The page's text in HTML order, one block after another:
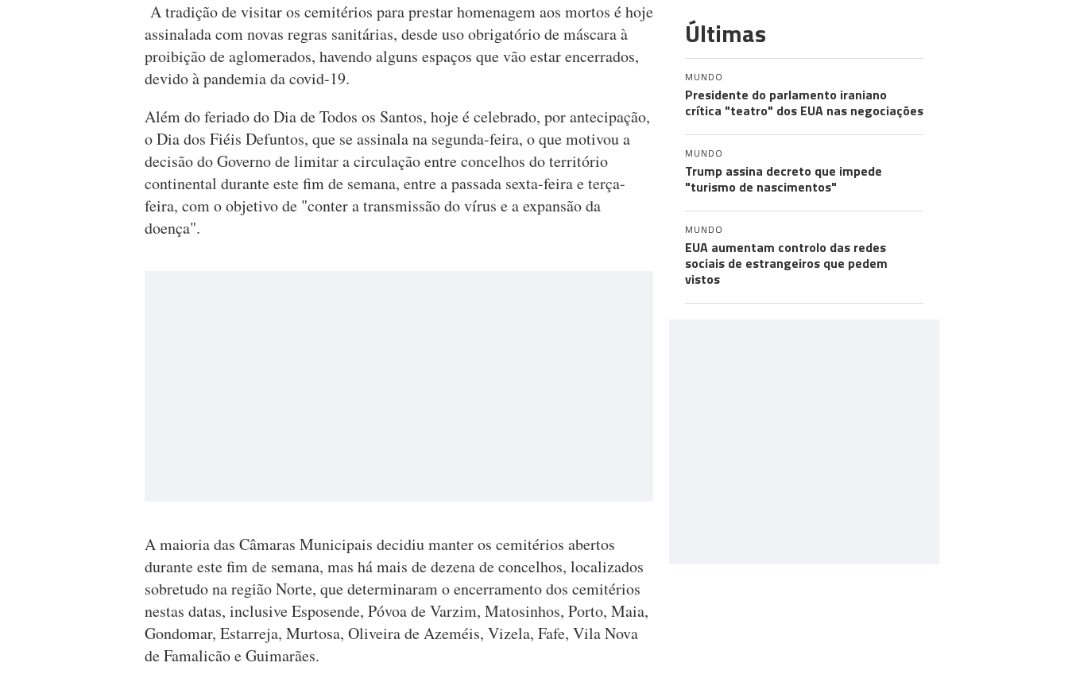
A tradição de visitar os cemitérios para prestar homenagem aos mortos é hoje
assinalada com novas regras sanitárias, desde uso obrigatório de máscara à
proibição de aglomerados, havendo alguns espaços que vão estar encerrados,
devido à pandemia da covid-19.
Além do feriado do Dia de Todos os Santos, hoje é celebrado, por antecipação,
o Dia dos Fiéis Defuntos, que se assinala na segunda-feira, o que motivou a
decisão do Governo de limitar a circulação entre concelhos do território
continental durante este fim de semana, entre a passada sexta-feira e terça-
feira, com o objetivo de "conter a transmissão do vírus e a expansão da
doença".
A maioria das Câmaras Municipais decidiu manter os cemitérios abertos
durante este fim de semana, mas há mais de dezena de concelhos, localizados
sobretudo na região Norte, que determinaram o encerramento dos cemitérios
nestas datas, inclusive Esposende, Póvoa de Varzim, Matosinhos, Porto, Maia,
Gondomar, Estarreja, Murtosa, Oliveira de Azeméis, Vizela, Fafe, Vila Nova
de Famalicão e Guimarães.
Últimas
MUNDO
Presidente do parlamento iraniano
crítica "teatro" dos EUA nas negociações
MUNDO
Trump assina decreto que impede
"turismo de nascimentos"
MUNDO
EUA aumentam controlo das redes
sociais de estrangeiros que pedem
vistos